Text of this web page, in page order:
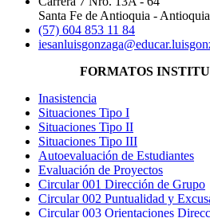
Santa Fe de Antioquia - Antioquia
(57) 604 853 11 84
FORMATOS
Inasistencia
Situaciones Tipo I
Situaciones Tipo II
Situaciones Tipo III
Autoevaluación de Estudiantes
Evaluación de Proyectos
Circular 001 Dirección de Grupo
Circular 002 Puntualidad y
Circular 003 Orientaciones